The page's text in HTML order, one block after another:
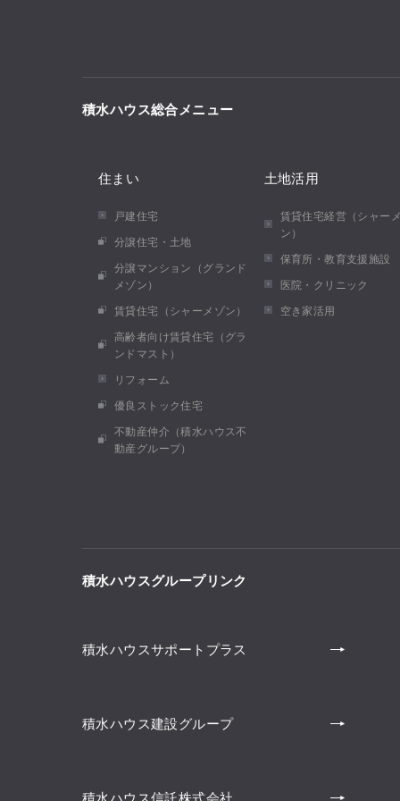
積水ハウス総合メニュー
住まい
戸建住宅
分譲住宅・土地
分譲マンション（グランド
メゾン）
賃貸住宅（シャーメゾン）
高齢者向け賃貸住宅（グラ
ンドマスト）
リフォーム
優良ストック住宅
不動産仲介（積水ハウス不
動産グループ）
土地活用
賃貸住宅経営（シャー
ン）
保育所・教育支援施設
医院・クリニック
空き家活用
積水ハウスグループリンク
積水ハウスサポートプラス
積水ハウス建設グループ